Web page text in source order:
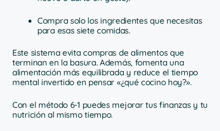
Compra solo los ingredientes que necesitas
para esas siete comidas.
Este sistema evita compras de alimentos que
terminan en la basura. Además, fomenta una
alimentación más equilibrada y reduce el tiempo
mental invertido en pensar «¿qué cocino hoy?».
Con el método 6-1 puedes mejorar tus finanzas y tu
nutrición al mismo tiempo.